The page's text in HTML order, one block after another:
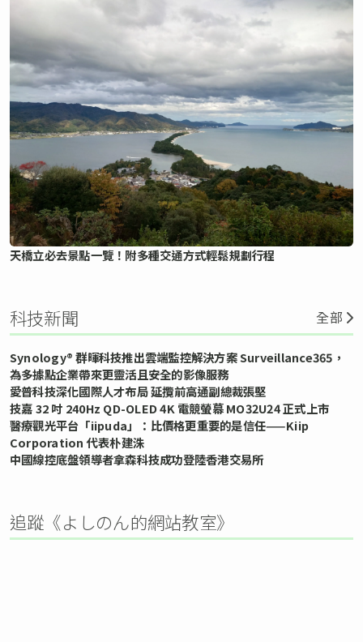
天橋立必去景點一覽！附多種交通方式輕鬆規劃行程
科技新聞 全部
Synology® 群暉科技推出雲端監控解決方案 Surveillance365，
為多據點企業帶來更靈活且安全的影像服務
愛普科技深化國際人才布局 延攬前高通副總裁張堅
技嘉 32 吋 240Hz QD-OLED 4K 電競螢幕 MO32U24 正式上市
醫療觀光平台「iipuda」：比價格更重要的是信任——Kiip
Corporation 代表朴建洙
中國線控底盤領導者拿森科技成功登陸香港交易所
追蹤《よしのん的網站教室》